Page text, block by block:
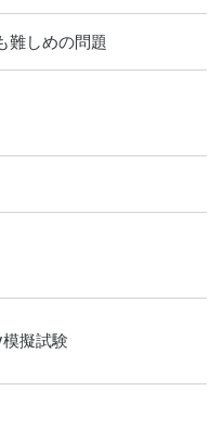
難しめの問題
擬試験